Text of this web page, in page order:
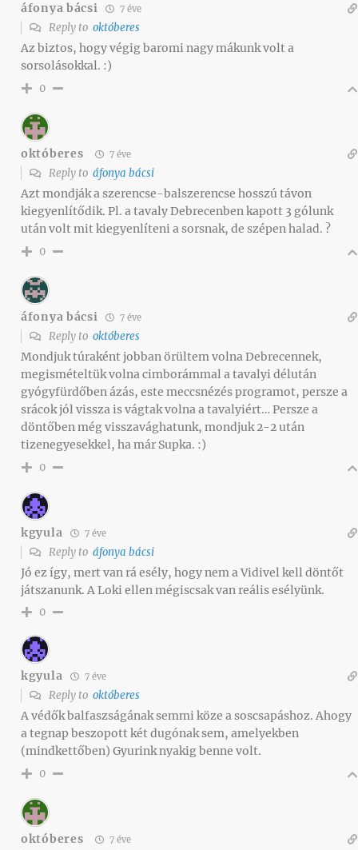
áfonya bácsi 7 éve
Reply to októberes
Az biztos, hogy végig baromi nagy mákunk volt a
sorsolásokkal. :)
0
októberes 7 éve
Reply to áfonya bácsi
Azt mondják a szerencse-balszerencse hosszú távon
kiegyenlítődik. Pl. a tavaly Debrecenben kapott 3 gólunk
után volt mit kiegyenlíteni a sorsnak, de szépen halad. ?
0
áfonya bácsi 7 éve
Reply to októberes
Mondjuk túraként jobban örültem volna Debrecennek,
megismételtük volna cimborámmal a tavalyi délután
gyógyfürdőben ázás, este meccsnézés programot, persze a
srácok jól vissza is vágtak volna a tavalyiért… Persze a
döntőben még visszavághatunk, mondjuk 2-2 után
tizenegyesekkel, ha már Supka. :)
0
kgyula 7 éve
Reply to áfonya bácsi
Jó ez így, mert van rá esély, hogy nem a Vidivel kell döntőt
játszanunk. A Loki ellen mégiscsak van reális esélyünk.
0
kgyula 7 éve
Reply to októberes
A védők balfaszságának semmi köze a soscsapáshoz. Ahogy
a tegnap beszopott két dugónak sem, amelyekben
(mindkettőben) Gyurink nyakig benne volt.
0
októberes 7 éve